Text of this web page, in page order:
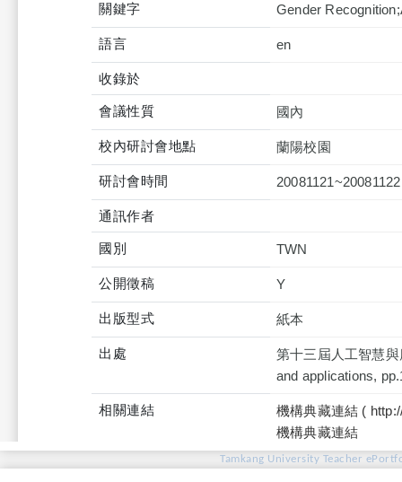
關鍵字 Gender
語言 en
收錄於
會議性質 國內
校內研討會地點 蘭陽校園
研討會時間 20081121~20081122
通訊作者
國別 TWN
公開徵稿 Y
出版型式 紙本
出處
第十三屆人工智慧
and applications,
相關連結
機構典藏連結 (
機構典藏連結
Tamkang University Teacher